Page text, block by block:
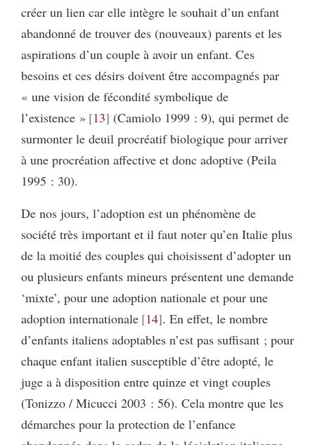
créer un lien car elle intègre le souhait d’un enfant
abandonné de trouver des (nouveaux) parents et les
aspirations d’un couple à avoir un enfant. Ces
besoins et ces désirs doivent être accompagnés par
« une vision de fécondité symbolique de
l’existence » 13 (Camiolo 1999 : 9), qui permet de
surmonter le deuil procréatif biologique pour arriver
à une procréation affective et donc adoptive (Peila
1995 : 30).
De nos jours, l’adoption est un phénomène de
société très important et il faut noter qu’en Italie plus
de la moitié des couples qui choisissent d’adopter un
ou plusieurs enfants mineurs présentent une demande
‘mixte’, pour une adoption nationale et pour une
adoption internationale 14 . En effet, le nombre
d’enfants italiens adoptables n’est pas suffisant ; pour
chaque enfant italien susceptible d’être adopté, le
juge a à disposition entre quinze et vingt couples
(Tonizzo / Micucci 2003 : 56). Cela montre que les
démarches pour la protection de l’enfance